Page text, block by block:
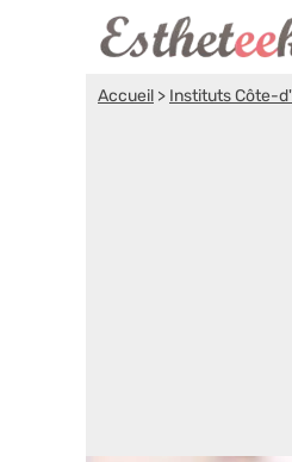
Accueil > Instituts Côte-